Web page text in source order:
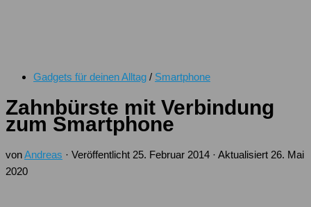
Gadgets für deinen Alltag / Smartphone
Zahnbürste mit Verbindung
zum Smartphone
vonAndreas · Veröffentlicht 25. Februar 2014 · Aktualisiert 26. Mai
2020